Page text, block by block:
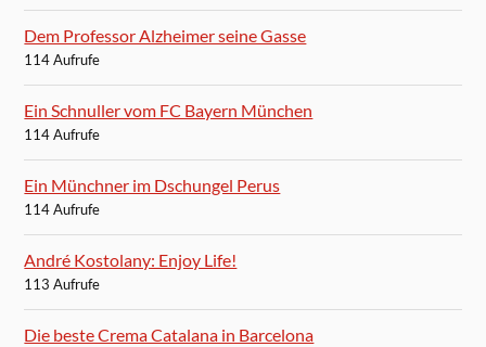
Dem Professor Alzheimer seine Gasse
114 Aufrufe
Ein Schnuller vom FC Bayern München
114 Aufrufe
Ein Münchner im Dschungel Perus
114 Aufrufe
André Kostolany: Enjoy Life!
113 Aufrufe
Die beste Crema Catalana in Barcelona